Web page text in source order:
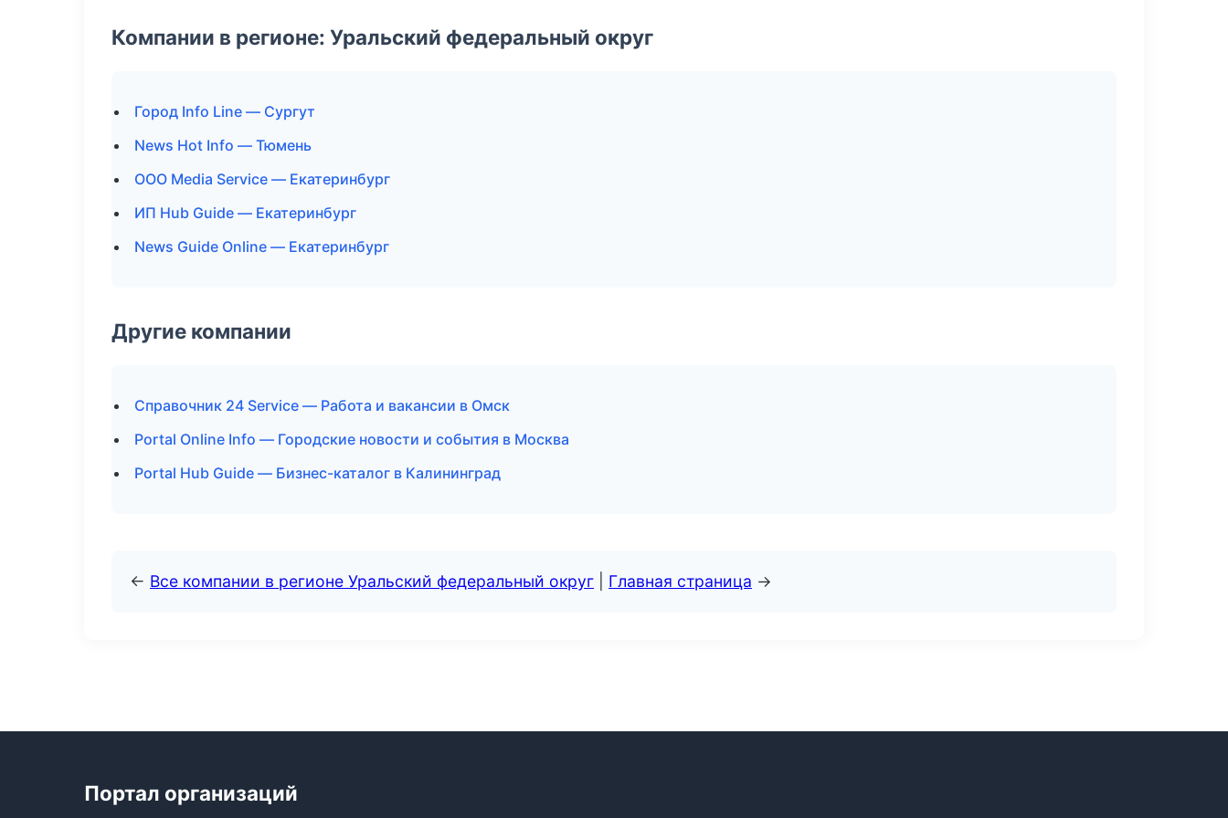
Компании в регионе: Уральский федеральный округ
Город Info Line — Сургут
News Hot Info — Тюмень
ООО Media Service — Екатеринбург
ИП Hub Guide — Екатеринбург
News Guide Online — Екатеринбург
Другие компании
Справочник 24 Service — Работа и вакансии в Омск
Portal Online Info — Городские новости и события в Москва
Portal Hub Guide — Бизнес-каталог в Калининград
← Все компании в регионе Уральский федеральный округ Главная страница →
Портал организаций